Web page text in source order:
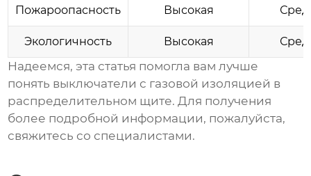
Пожароопасность Высокая
Экологичность Высокая
Надеемся, эта статья помогла вам лучше
понять выключатели с газовой изоляцией в
распределительном щите. Для получения
более подробной информации, пожалуйста,
свяжитесь со специалистами.